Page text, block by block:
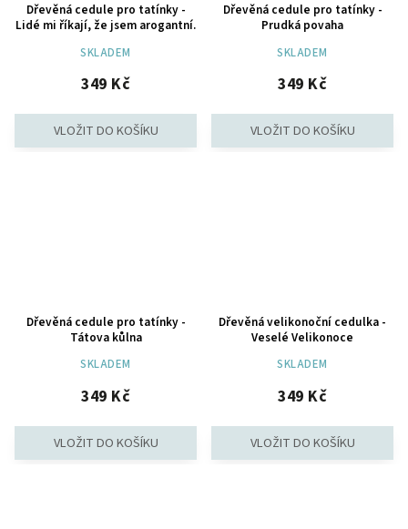
Dřevěná cedule pro tatínky -
Lidé mi říkají, že jsem arogantní.
SKLADEM
349 Kč
Dřevěná cedule pro tatínky -
Prudká povaha
SKLADEM
349 Kč
Dřevěná cedule pro tatínky -
Tátova kůlna
SKLADEM
349 Kč
Dřevěná velikonoční cedulka -
Veselé Velikonoce
SKLADEM
349 Kč